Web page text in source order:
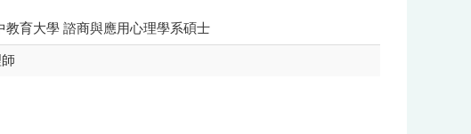
教育大學 諮商與應用心理學系碩士